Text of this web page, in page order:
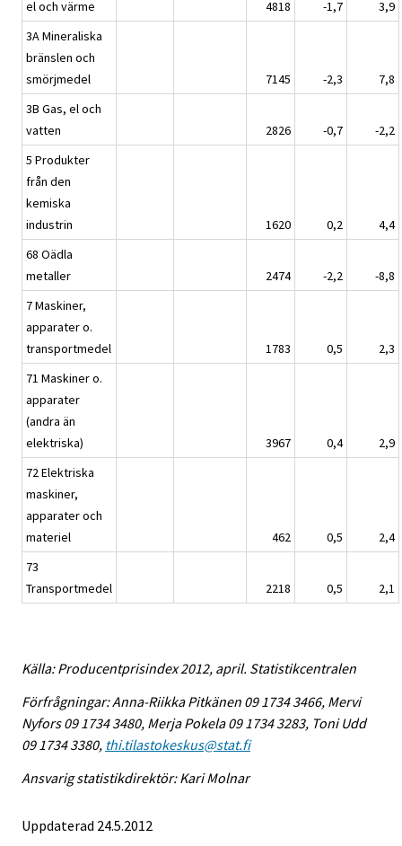
el och värme
4818 -1,7
3,9
3A Mineraliska
bränslen och
smörjmedel
7145 -2,3
7,8
3B Gas, el och
vatten
2826 -0,7
-2,2
5 Produkter
från den
kemiska
industrin
1620 0,2
4,4
68 Oädla
metaller
2474 -2,2
-8,8
7 Maskiner,
apparater o.
transportmedel
1783 0,5
2,3
71 Maskiner o.
apparater
(andra än
elektriska)
3967 0,4
2,9
72 Elektriska
maskiner,
apparater och
materiel
462 0,5
2,4
73
Transportmedel
2218 0,5 2,1
Källa: Producentprisindex 2012, april. Statistikcentralen
Förfrågningar: Anna-Riikka Pitkänen 09 1734 3466, Mervi
Nyfors 09 1734 3480, Merja Pokela 09 1734 3283, Toni Udd
09 1734 3380, thi.tilastokeskus@stat.fi
Ansvarig statistikdirektör: Kari Molnar
Uppdaterad 24.5.2012